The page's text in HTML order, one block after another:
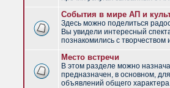
События в мире АП и
Здесь можно поделиться
Вы увидели интересный
познакомились с
Место встречи
В этом разделе можно
предназначен, в основном,
объявлений общего